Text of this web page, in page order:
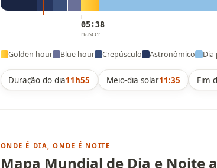
05:38
nascer
Golden hour Blue hour Crepúsculo Astronômico Dia
Duração do dia11h55 Meio-dia solar11:35 Fim
ONDE É DIA, ONDE É NOITE
Mapa Mundial de Dia e Noite